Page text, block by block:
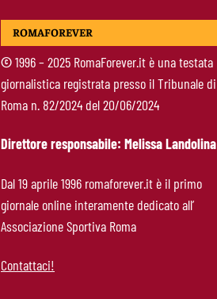
ROMAFOREVER
©1996 – 2025 RomaForever.it è una testata
giornalistica registrata presso il Tribunale di
Roma n. 82/2024 del 20/06/2024
Direttore responsabile: Melissa Landolina
Dal 19 aprile 1996 romaforever.it è il primo
giornale online interamente dedicato all’
Associazione Sportiva Roma
Contattaci!